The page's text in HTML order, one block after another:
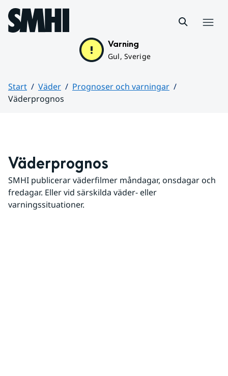
Hoppa till sidans innehåll
Varning
Gul, Sverige
Start Väder
Prognoser och varningar
Väderprognos
Väderprognos
SMHI publicerar väderfilmer måndagar, onsdagar och
fredagar. Eller vid särskilda väder- eller
varningssituationer.